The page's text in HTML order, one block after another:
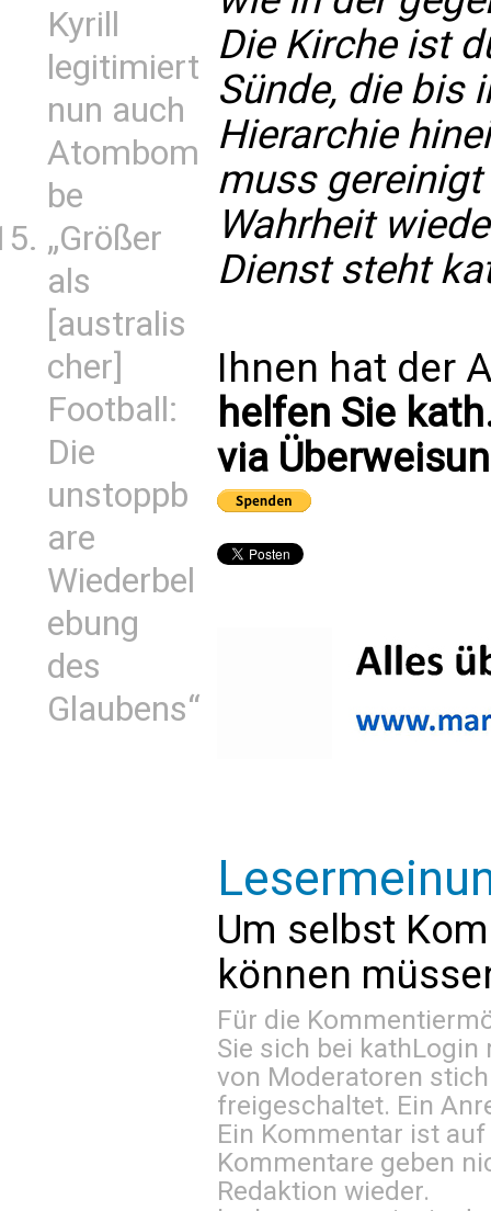
Kyrill
legitimiert
nun auch
Atombom
be
„Größer
als
[australis
cher]
Football:
Die
unstoppb
are
Wiederbel
ebung
des
Glaubens“
Die Kirche ist
Sünde, die bis
Hierarchie
muss
Wahrheit
Dienst steht
Ihnen hat der
helfen Sie
via
Um selbst
können
Für die
Sie sich bei kathLogin
von Moderatoren
freigeschaltet. Ein
Ein Kommentar ist
Kommentare geben
Redaktion wieder.